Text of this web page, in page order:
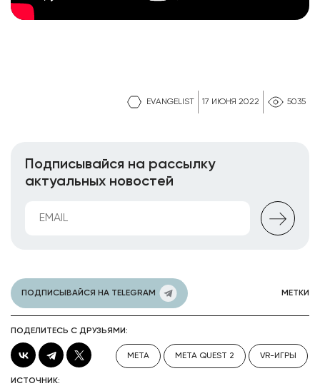
EVANGELIST 17 ИЮНЯ 2022 5035
Подписывайся на рассылку
актуальных новостей
ПОДПИСЫВАЙСЯ НА TELEGRAM МЕТКИ
ПОДЕЛИТЕСЬ С ДРУЗЬЯМИ:
META META QUEST 2 VR-ИГРЫ
ИСТОЧНИК: